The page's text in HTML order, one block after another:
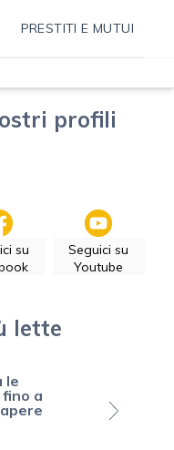
PRESTITI E MUTUI
profili
su
Seguici su
Youtube
lette
le
a